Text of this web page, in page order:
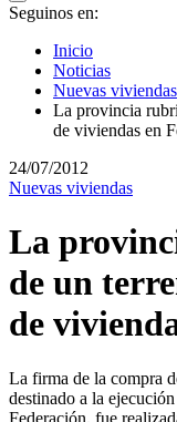
Seguinos en:
Inicio
Noticias
Nuevas viviendas
La provincia
de viviendas en
24/07/2012
Nuevas viviendas
La
de un
de
La firma de la compra
destinado a la
Federación, fue